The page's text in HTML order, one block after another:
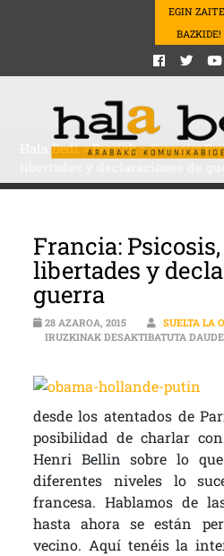
EGIN
BAZKIDE!
Hala Bedi>Berriak>Francia:
Francia:
libertades y
guerra
28 AZAROA, 2015 SUELTA LA
IRUZKINAK DESAKTIBATUTA DAUDE
desde los atentados de
posibilidad de charlar
Henri Bellin sobre lo
diferentes niveles lo
francesa. Hablamos de
hasta ahora se están
vecino. Aquí tenéis la